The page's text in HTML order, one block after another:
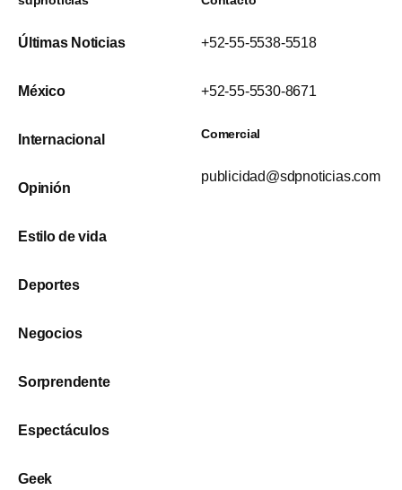
Últimas Noticias
México
Internacional
Opinión
Estilo de vida
Deportes
Negocios
Sorprendente
Espectáculos
Geek
+52-55-5538-5518
+52-55-5530-8671
Comercial
publicidad@sdpnoticias.com